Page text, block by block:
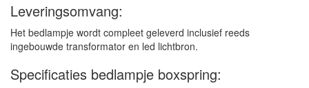
Leveringsomvang:
Het bedlampje wordt compleet geleverd inclusief reeds
ingebouwde transformator en led lichtbron.
Specificaties bedlampje boxspring: